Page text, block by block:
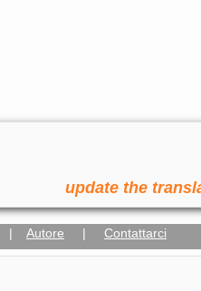
update the
| Autore | Contattarci